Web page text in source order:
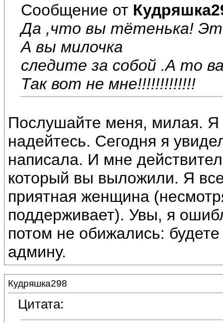
Сообщение от
Да ,что вы тётенька!
А вы милочка
следите за собой .А то
Так вот не мне!!!!!!!!!!!!!
Послушайте меня, милая. Я
надейтесь. Сегодня я
написала. И мне
который вы выложили. Я
приятная женщина
поддерживает). Увы, я
потом не обижались:
админу.
Кудряшка298
Цитата: